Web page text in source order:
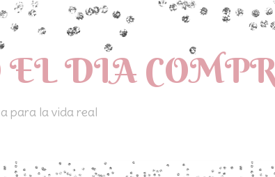
EL DIA
para la vida real